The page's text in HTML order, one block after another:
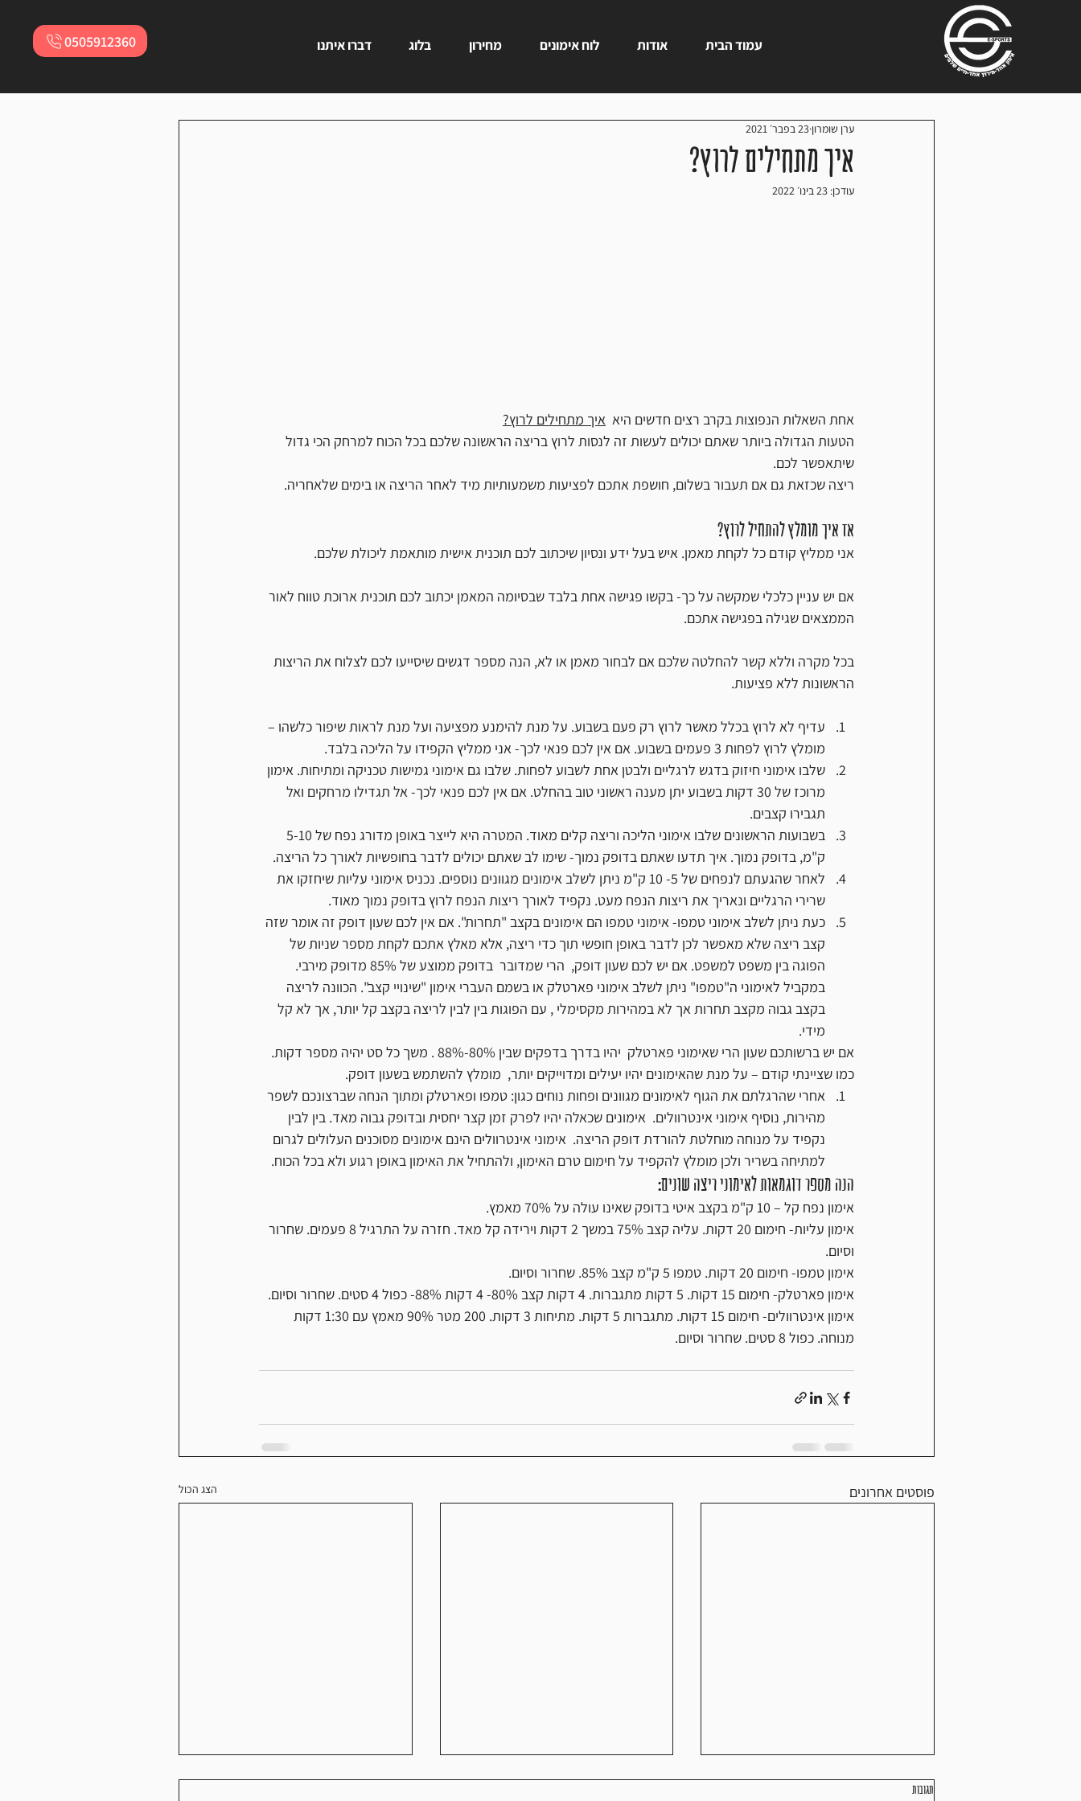
0505912360 עמוד הבית אודות לוח אימונים מחירון בלוג דברו איתנו
איך מתחילים לרוץ?
ערן שומרון 23 בפבר׳ 2021
עודכן: 23 בינו׳ 2022
אחת השאלות הנפוצות בקרב רצים חדשים היא איך מתחילים לרוץ?
הטעות הגדולה ביותר שאתם יכולים לעשות זה לנסות לרוץ בריצה הראשונה שלכם בכל הכוח למרחק הכי גדול
שיתאפשר לכם.
ריצה שכזאת גם אם תעבור בשלום, חושפת אתכם לפציעות משמעותיות מיד לאחר הריצה או בימים שלאחריה.
אז איך מומלץ להתחיל לרוץ?
אני ממליץ קודם כל לקחת מאמן. איש בעל ידע ונסיון שיכתוב לכם תוכנית אישית מותאמת ליכולת שלכם.
אם יש עניין כלכלי שמקשה על כך- בקשו פגישה אחת בלבד שבסיומה המאמן יכתוב לכם תוכנית ארוכת טווח לאור
הממצאים שגילה בפגישה אתכם.
בכל מקרה וללא קשר להחלטה שלכם אם לבחור מאמן או לא, הנה מספר דגשים שיסייעו לכם לצלוח את הריצות
הראשונות ללא פציעות.
עדיף לא לרוץ בכלל מאשר לרוץ רק פעם בשבוע. על מנת להימנע מפציעה ועל מנת לראות שיפור כלשהו –
מומלץ לרוץ לפחות 3 פעמים בשבוע. אם אין לכם פנאי לכך- אני ממליץ הקפידו על הליכה בלבד.
שלבו אימוני חיזוק בדגש לרגליים ולבטן אחת לשבוע לפחות. שלבו גם אימוני גמישות טכניקה ומתיחות. אימון
מרוכז של 30 דקות בשבוע יתן מענה ראשוני טוב בהחלט. אם אין לכם פנאי לכך- אל תגדילו מרחקים ואל
תגבירו קצבים.
ק"מ, בדופק נמוך. איך תדעו שאתם בדופק נמוך- שימו לב שאתם יכולים לדבר בחופשיות לאורך כל הריצה.
לאחר שהגעתם לנפחים של 5- 10 ק"מ ניתן לשלב אימונים מגוונים נוספים. נכניס אימוני עליות שיחזקו את
שרירי הרגליים ונאריך את ריצות הנפח מעט. נקפיד לאורך ריצות הנפח לרוץ בדופק נמוך מאוד.
כעת ניתן לשלב אימוני טמפו- אימוני טמפו הם אימונים בקצב "תחרות". אם אין לכם שעון דופק זה אומר שזה
קצב ריצה שלא מאפשר לכן לדבר באופן חופשי תוך כדי ריצה, אלא מאלץ אתכם לקחת מספר שניות של
הפוגה בין משפט למשפט. אם יש לכם שעון דופק,  הרי שמדובר  בדופק ממוצע של 85% מדופק מירבי.
במקביל לאימוני ה"טמפו" ניתן לשלב אימוני פארטלק או בשמם העברי אימון "שינויי קצב". הכוונה לריצה
בקצב גבוה מקצב תחרות אך לא במהירות מקסימלי , עם הפוגות בין לבין לריצה בקצב קל יותר, אך לא קל
מידי.
אם יש ברשותכם שעון הרי שאימוני פארטלק  יהיו בדרך בדפקים שבין 80%-88% . משך כל סט יהיה מספר דקות.
כמו שציינתי קודם – על מנת שהאימונים יהיו יעילים ומדוייקים יותר,  מומלץ להשתמש בשעון דופק.
אחרי שהרגלתם את הגוף לאימונים מגוונים ופחות נוחים כגון: טמפו ופארטלק ומתוך הנחה שברצונכם לשפר
מהירות, נוסיף אימוני אינטרוולים.  אימונים שכאלה יהיו לפרק זמן קצר יחסית ובדופק גבוה מאד. בין לבין
נקפיד על מנוחה מוחלטת להורדת דופק הריצה.  אימוני אינטרוולים הינם אימונים מסוכנים העלולים לגרום
למתיחה בשריר ולכן מומלץ להקפיד על חימום טרם האימון, ולהתחיל את האימון באופן רגוע ולא בכל הכוח.
הנה מספר דוגמאות לאימוני ריצה שונים:
אימון נפח קל – 10 ק"מ בקצב איטי בדופק שאינו עולה על 70% מאמץ.
אימון עליות- חימום 20 דקות. עליה קצב 75% במשך 2 דקות וירידה קל מאד. חזרה על התרגיל 8 פעמים. שחרור
וסיום.
אימון טמפו- חימום 20 דקות. טמפו 5 ק"מ קצב 85%. שחרור וסיום.
אימון פארטלק- חימום 15 דקות. 5 דקות מתגברות. 4 דקות קצב 80%- 4 דקות 88%- כפול 4 סטים. שחרור וסיום.
אימון אינטרוולים- חימום 15 דקות. מתגברות 5 דקות. מתיחות 3 דקות. 200 מטר 90% מאמץ עם 1:30 דקות
מנוחה. כפול 8 סטים. שחרור וסיום.
פוסטים אחרונים הצג הכול
תגובות